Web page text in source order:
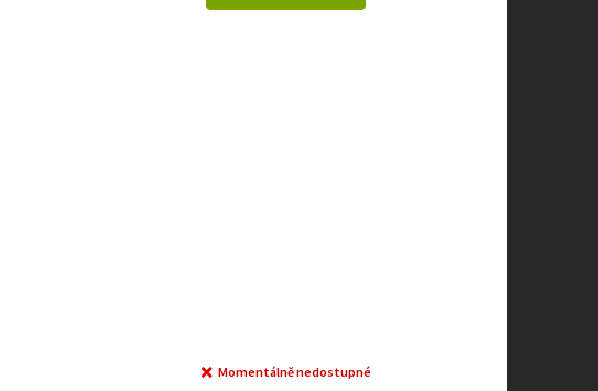
Momentálně nedostupné